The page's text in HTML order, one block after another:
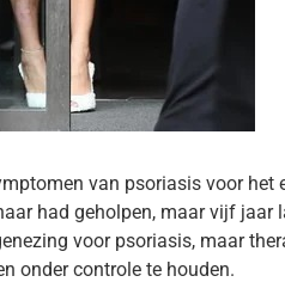
van psoriasis voor
had geholpen, maar vijf jaar
voor psoriasis, maar
onder controle te houden.